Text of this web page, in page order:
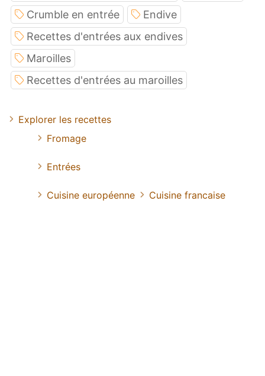
Crumble en entrée
Endive
Recettes d'entrées aux endives
Maroilles
Recettes d'entrées au maroilles
Explorer les recettes
Fromage
Entrées
Cuisine européenne Cuisine francaise